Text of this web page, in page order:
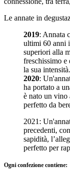
Le annate in
2019: Annata
ultimi 60 anni
superiori alla
freschissimo e
la sua intensità.
2020:
ha portato a
è nato un vino
perfetto da
2021:
precedenti,
sapidità,
perfetto per
Ogni confezione contiene: